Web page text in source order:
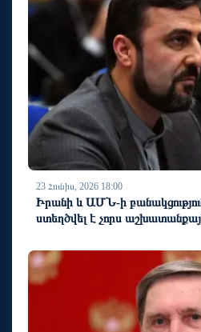
23 Հունիս, 2026 18:00
Իրանի և ԱՄՆ-ի
ստեղծվել է չորս